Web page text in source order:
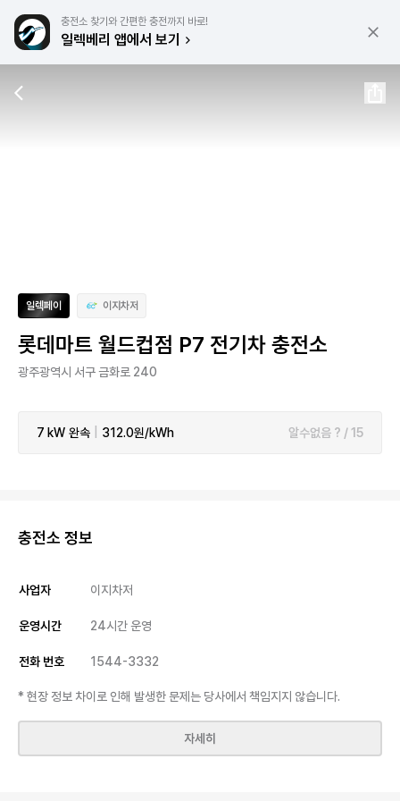
충전소 찾기와 간편한 충전까지 바로!
일렉베리 앱에서 보기
일렉페이 이지차저
롯데마트 월드컵점 P7 전기차 충전소
광주광역시 서구 금화로 240
7 kW 완속 312.0원/kWh 알수없음 ? / 15
충전소 정보
사업자 이지차저
운영시간 24시간 운영
전화 번호 1544-3332
* 현장 정보 차이로 인해 발생한 문제는 당사에서 책임지지 않습니다.
자세히